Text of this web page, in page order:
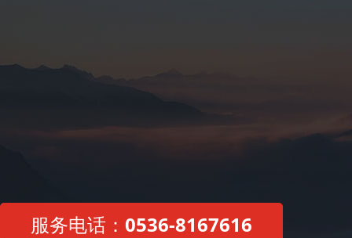
服务电话： 0536-8167616